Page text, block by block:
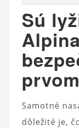
Sú
Samotné
dôležité je,